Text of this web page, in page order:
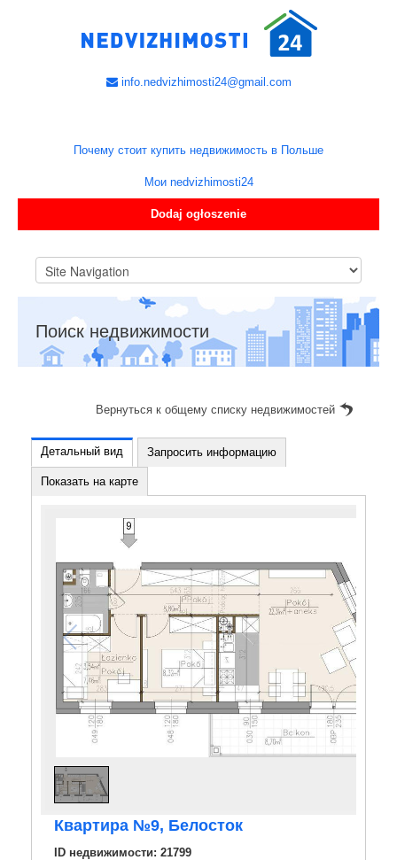
info.nedvizhimosti24@gmail.com
Почему стоит купить недвижимость в Польше
Мои nedvizhimosti24
Dodaj ogłoszenie
Поиск недвижимости
Вернуться к общему списку недвижимостей
Детальный вид Запросить информацию
Показать на карте
Квартира №9, Белосток
ID недвижимости: 21799